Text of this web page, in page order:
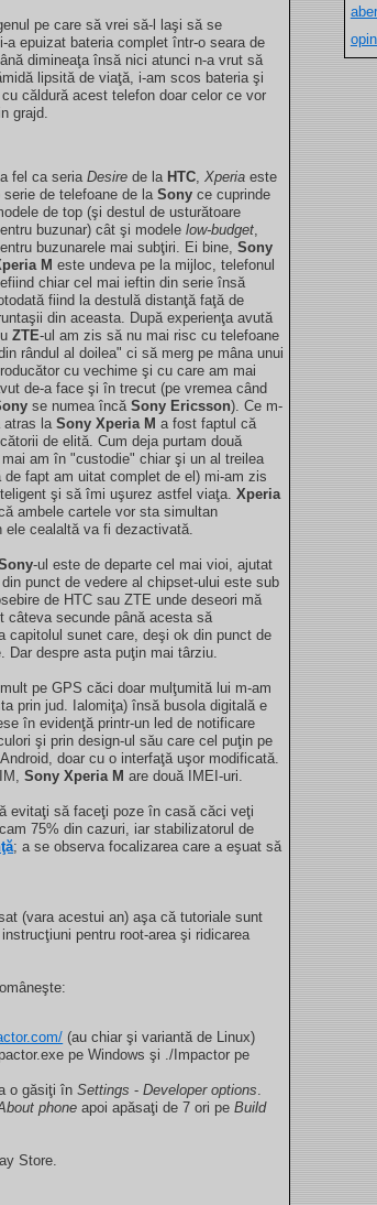
pe care să vrei să-l laşi să se
epuizat bateria complet într-o seara de
dimineaţa însă nici atunci n-a vrut să
lipsită de viaţă, i-am scos bateria şi
căldură acest telefon doar celor ce vor
grajd.
fel ca seriaDesire de la HTC,Xperia este
serie de telefoane de laSony ce cuprinde
de top (şi destul de usturătoare
buzunar) cât şi modelelow-budget,
buzunarele mai subţiri. Ei bine,Sony
M este undeva pe la mijloc, telefonul
chiar cel mai ieftin din serie însă
fiind la destulă distanţă faţă de
din aceasta. După experienţa avută
ZTE-ul am zis să nu mai risc cu telefoane
rândul al doilea" ci să merg pe mâna unui
cu vechime şi cu care am mai
de-a face şi în trecut (pe vremea când
se numea încăSony Ericsson). Ce m-
atras laSony Xperia M a fost faptul că
de elită. Cum deja purtam două
am în "custodie" chiar şi un al treilea
fapt am uitat complet de el) mi-am zis
şi să îmi uşurez astfel viaţa.Xperia
ambele cartele vor sta simultan
cealaltă va fi dezactivată.
-ul este de departe cel mai vioi, ajutat
punct de vedere al chipset-ului este sub
de HTC sau ZTE unde deseori mă
câteva secunde până acesta să
capitolul sunet care, deşi ok din punct de
Dar despre asta puţin mai târziu.
pe GPS căci doar mulţumită lui m-am
prin jud. Ialomiţa) însă busola digitală e
în evidenţă printr-un led de notificare
şi prin design-ul său care cel puţin pe
doar cu o interfaţă uşor modificată.
Sony Xperia M are două IMEI-uri.
evitaţi să faceţi poze în casă căci veţi
75% din cazuri, iar stabilizatorul de
; a se observa focalizarea care a eşuat să
(vara acestui an) aşa că tutoriale sunt
pentru root-area şi ridicarea
(au chiar şi variantă de Linux)
pe Windows şi ./Impactor pe
o găsiţi înSettings -Developer options.
phone apoi apăsaţi de 7 ori peBuild
Store.